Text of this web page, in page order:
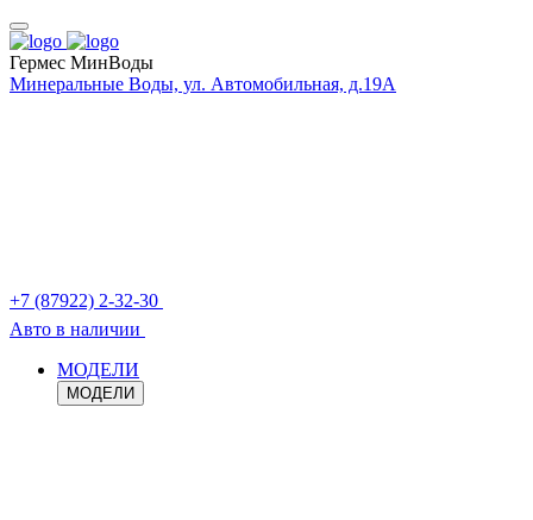
Гермес МинВоды
Минеральные Воды, ул. Автомобильная, д.19А
+7 (87922) 2-32-30
Авто в наличии
МОДЕЛИ
МОДЕЛИ